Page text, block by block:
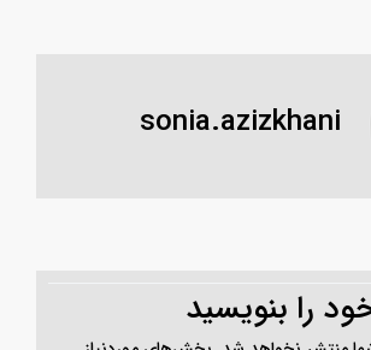
sonia.azizkhani
را بنویسید